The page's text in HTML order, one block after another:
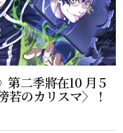
第二季將在10 月 5
若のカリスマ〉！